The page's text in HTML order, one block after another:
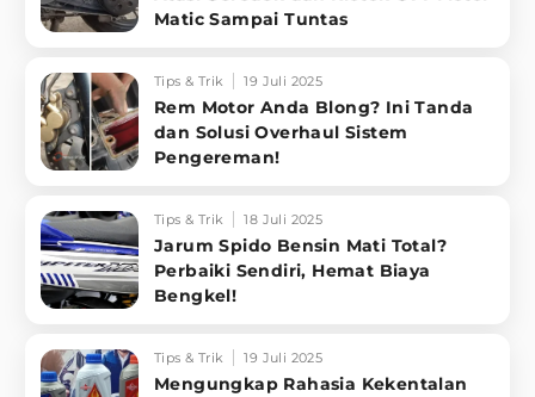
Matic Sampai Tuntas
Tips & Trik 19 Juli 2025
Rem Motor Anda Blong? Ini Tanda
dan Solusi Overhaul Sistem
Pengereman!
Tips & Trik 18 Juli 2025
Jarum Spido Bensin Mati Total?
Perbaiki Sendiri, Hemat Biaya
Bengkel!
Tips & Trik 19 Juli 2025
Mengungkap Rahasia Kekentalan